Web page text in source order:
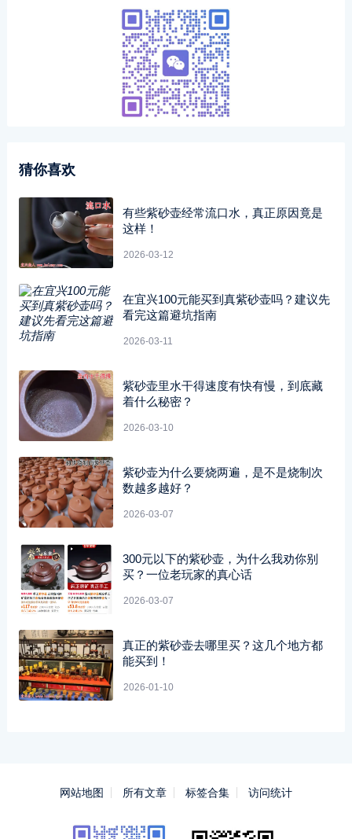
猜你喜欢
有些紫砂壶经常流口水，真正原因竟是
这样！
2026-03-12
在宜兴100元能买到真紫砂壶吗？建议先
看完这篇避坑指南
2026-03-11
紫砂壶里水干得速度有快有慢，到底藏
着什么秘密？
2026-03-10
紫砂壶为什么要烧两遍，是不是烧制次
数越多越好？
2026-03-07
300元以下的紫砂壶，为什么我劝你别
买？一位老玩家的真心话
2026-03-07
真正的紫砂壶去哪里买？这几个地方都
能买到！
2026-01-10
网站地图 所有文章 标签合集 访问统计